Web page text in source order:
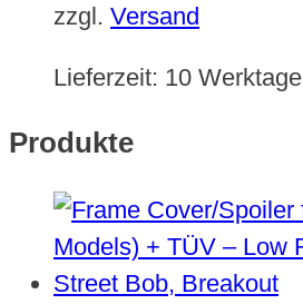
zzgl. Versand
Lieferzeit: 10 Werktage
Produkte